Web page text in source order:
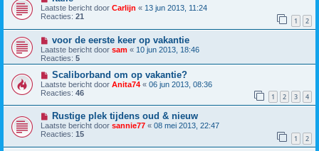
Laatste bericht door Carlijn « 13 jun 2013, 11:24
Reacties: 21 1 2
voor de eerste keer op vakantie
Laatste bericht door sam « 10 jun 2013, 18:46
Reacties: 5
Scaliborband om op vakantie?
Laatste bericht door Anita74 « 06 jun 2013, 08:36
Reacties: 46 1 2 3 4
Rustige plek tijdens oud & nieuw
Laatste bericht door sannie77 « 08 mei 2013, 22:47
Reacties: 15 1 2